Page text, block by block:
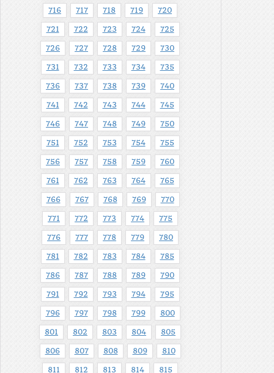
716 717 718 719 720
721 722 723 724 725
726 727 728 729 730
731 732 733 734 735
736 737 738 739 740
741 742 743 744 745
746 747 748 749 750
751 752 753 754 755
756 757 758 759 760
761 762 763 764 765
766 767 768 769 770
771 772 773 774 775
776 777 778 779 780
781 782 783 784 785
786 787 788 789 790
791 792 793 794 795
796 797 798 799 800
801 802 803 804 805
806 807 808 809 810
811 812 813 814 815